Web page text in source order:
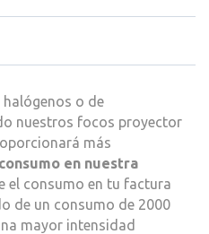
o de
nuestros focos proyector
más
en nuestra
el consumo en tu factura
de un consumo de 2000
mayor intensidad